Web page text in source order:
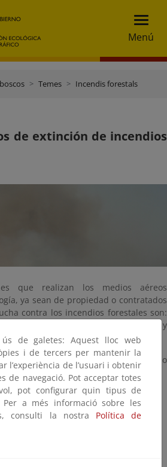
Menú
Temes Incendis forestals
de extinción de incendios
que realizan los medios aéreos
ya sean de propiedad o contratados
contra los incendios forestales son:
coordinación, observación y
desplegados para todo el territorio
1 (ACO)
de galetes: Aquest lloc web
i de tercers per mantenir la
l’experiència de l’usuari i obtenir
de navegació. Pot acceptar totes
pot configurar quin tipus de
Per a més informació sobre les
consulti la nostra Política de